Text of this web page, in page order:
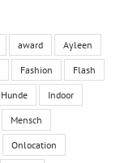
award Ayleen
Fashion Flash
Hunde Indoor
Mensch
Onlocation